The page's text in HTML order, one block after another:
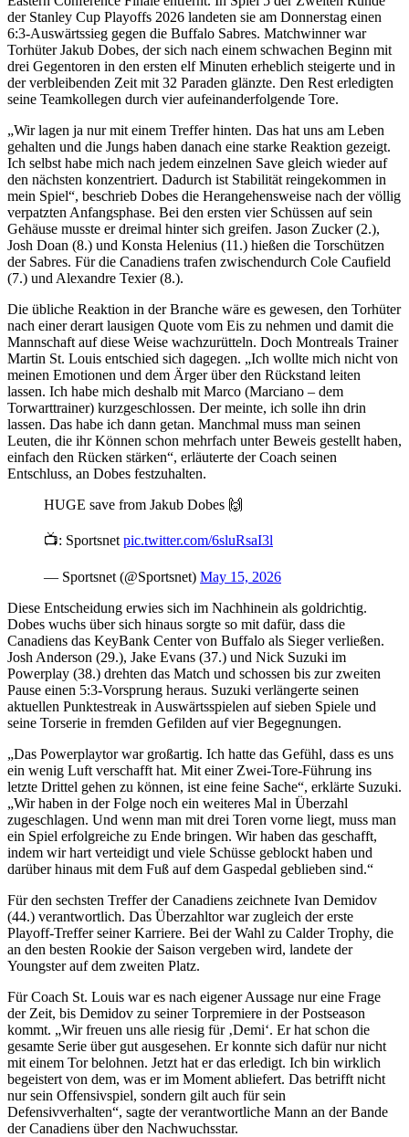
der Stanley Cup Playoffs 2026 landeten sie am Donnerstag einen
6:3-Auswärtssieg gegen die Buffalo Sabres. Matchwinner war
Torhüter Jakub Dobes, der sich nach einem schwachen Beginn mit
drei Gegentoren in den ersten elf Minuten erheblich steigerte und in
der verbleibenden Zeit mit 32 Paraden glänzte. Den Rest erledigten
seine Teamkollegen durch vier aufeinanderfolgende Tore.
„Wir lagen ja nur mit einem Treffer hinten. Das hat uns am Leben
gehalten und die Jungs haben danach eine starke Reaktion gezeigt.
Ich selbst habe mich nach jedem einzelnen Save gleich wieder auf
den nächsten konzentriert. Dadurch ist Stabilität reingekommen in
mein Spiel“, beschrieb Dobes die Herangehensweise nach der völlig
verpatzten Anfangsphase. Bei den ersten vier Schüssen auf sein
Gehäuse musste er dreimal hinter sich greifen. Jason Zucker (2.),
Josh Doan (8.) und Konsta Helenius (11.) hießen die Torschützen
der Sabres. Für die Canadiens trafen zwischendurch Cole Caufield
(7.) und Alexandre Texier (8.).
Die übliche Reaktion in der Branche wäre es gewesen, den Torhüter
nach einer derart lausigen Quote vom Eis zu nehmen und damit die
Mannschaft auf diese Weise wachzurütteln. Doch Montreals Trainer
Martin St. Louis entschied sich dagegen. „Ich wollte mich nicht von
meinen Emotionen und dem Ärger über den Rückstand leiten
lassen. Ich habe mich deshalb mit Marco (Marciano – dem
Torwarttrainer) kurzgeschlossen. Der meinte, ich solle ihn drin
lassen. Das habe ich dann getan. Manchmal muss man seinen
Leuten, die ihr Können schon mehrfach unter Beweis gestellt haben,
einfach den Rücken stärken“, erläuterte der Coach seinen
Entschluss, an Dobes festzuhalten.
HUGE save from Jakub Dobes 🙌
📺: Sportsnet pic.twitter.com/6sluRsaI3l
— Sportsnet (@Sportsnet) May 15, 2026
Diese Entscheidung erwies sich im Nachhinein als goldrichtig.
Dobes wuchs über sich hinaus sorgte so mit dafür, dass die
Canadiens das KeyBank Center von Buffalo als Sieger verließen.
Josh Anderson (29.), Jake Evans (37.) und Nick Suzuki im
Powerplay (38.) drehten das Match und schossen bis zur zweiten
Pause einen 5:3-Vorsprung heraus. Suzuki verlängerte seinen
aktuellen Punktestreak in Auswärtsspielen auf sieben Spiele und
seine Torserie in fremden Gefilden auf vier Begegnungen.
„Das Powerplaytor war großartig. Ich hatte das Gefühl, dass es uns
ein wenig Luft verschafft hat. Mit einer Zwei-Tore-Führung ins
letzte Drittel gehen zu können, ist eine feine Sache“, erklärte Suzuki.
„Wir haben in der Folge noch ein weiteres Mal in Überzahl
zugeschlagen. Und wenn man mit drei Toren vorne liegt, muss man
ein Spiel erfolgreiche zu Ende bringen. Wir haben das geschafft,
indem wir hart verteidigt und viele Schüsse geblockt haben und
darüber hinaus mit dem Fuß auf dem Gaspedal geblieben sind.“
Für den sechsten Treffer der Canadiens zeichnete Ivan Demidov
(44.) verantwortlich. Das Überzahltor war zugleich der erste
Playoff-Treffer seiner Karriere. Bei der Wahl zu Calder Trophy, die
an den besten Rookie der Saison vergeben wird, landete der
Youngster auf dem zweiten Platz.
Für Coach St. Louis war es nach eigener Aussage nur eine Frage
der Zeit, bis Demidov zu seiner Torpremiere in der Postseason
kommt. „Wir freuen uns alle riesig für ‚Demi‘. Er hat schon die
gesamte Serie über gut ausgesehen. Er konnte sich dafür nur nicht
mit einem Tor belohnen. Jetzt hat er das erledigt. Ich bin wirklich
begeistert von dem, was er im Moment abliefert. Das betrifft nicht
nur sein Offensivspiel, sondern gilt auch für sein
Defensivverhalten“, sagte der verantwortliche Mann an der Bande
der Canadiens über den Nachwuchsstar.